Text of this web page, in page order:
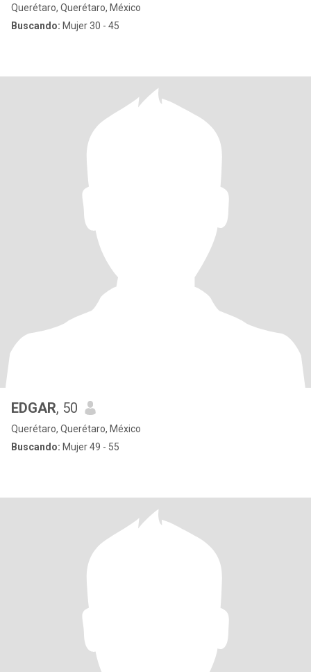
Querétaro, Querétaro, México
Buscando: Mujer 30 - 45
EDGAR, 50
Querétaro, Querétaro, México
Buscando: Mujer 49 - 55